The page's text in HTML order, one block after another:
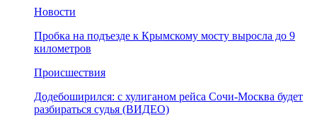
Новости
Пробка на подъезде к Крымскому мосту выросла до 9
километров
Происшествия
Додебоширился: с хулиганом рейса Сочи-Москва будет
разбираться судья (ВИДЕО)